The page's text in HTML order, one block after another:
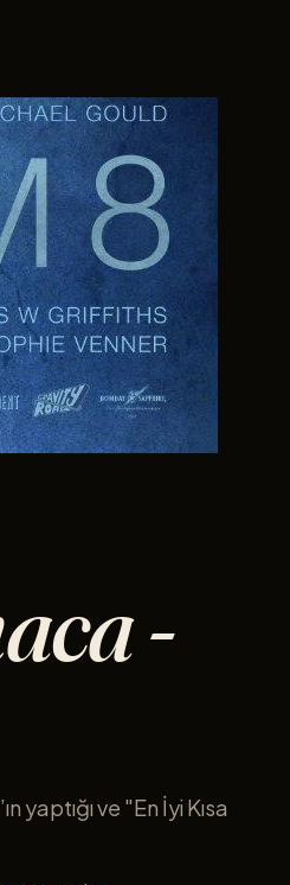
-
yaptığı ve "En İyi Kısa